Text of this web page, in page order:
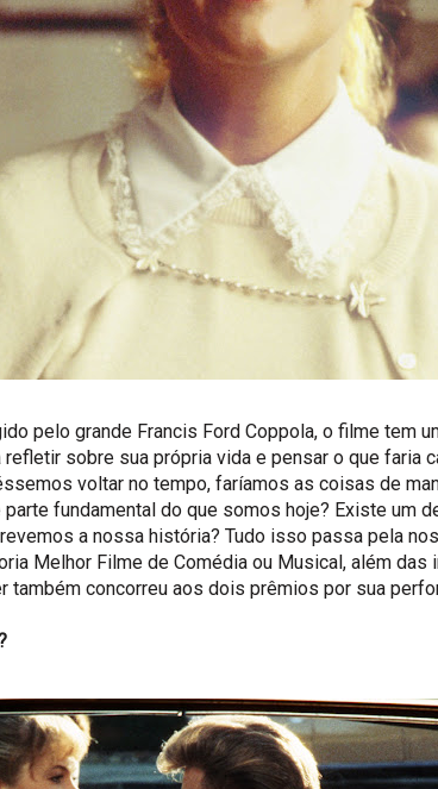
pelo grande Francis Ford Coppola, o filme tem
sobre sua própria vida e pensar o que faria
voltar no tempo, faríamos as coisas de
fundamental do que somos hoje? Existe um
a nossa história? Tudo isso passa pela
Melhor Filme de Comédia ou Musical, além
também concorreu aos dois prêmios por sua